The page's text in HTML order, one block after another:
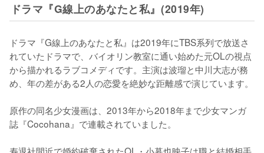
ドラマ『G線上のあなたと私』(2019年)
ドラマ『G線上のあなたと私』は2019年にTBS系列で放送さ
れていたドラマで、バイオリン教室に通い始めた元OLの視点
から描かれるラブコメディです。主演は波瑠と中川大志が務
め、年の差がある2人の恋愛を絶妙な距離感で演じています。
原作の同名少女漫画は、2013年から2018年まで少女マンガ
誌『Cocohana』で連載されていました。